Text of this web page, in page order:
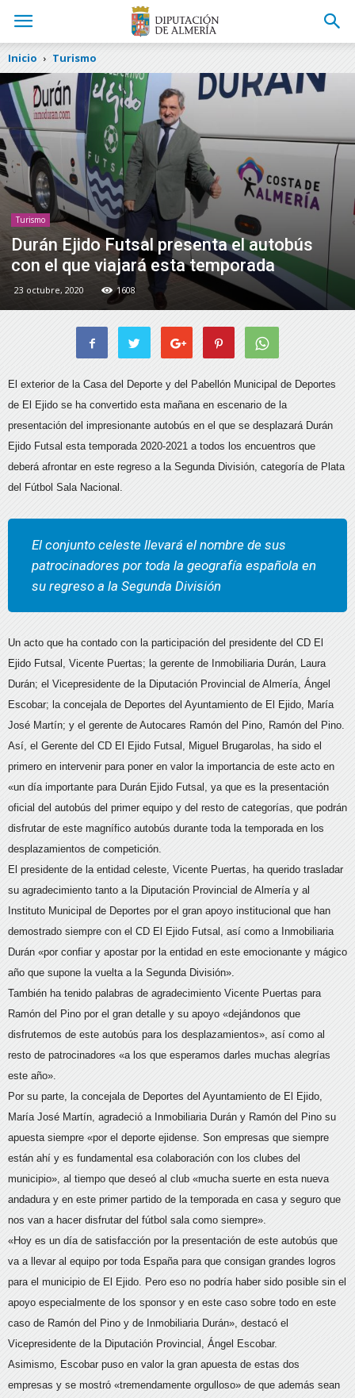
Inicio Turismo
Turismo
Durán Ejido Futsal presenta el autobús
con el que viajará esta temporada
23 octubre, 2020 1608
El exterior de la Casa del Deporte y del Pabellón Municipal de Deportes
de El Ejido se ha convertido esta mañana en escenario de la
presentación del impresionante autobús en el que se desplazará Durán
Ejido Futsal esta temporada 2020-2021 a todos los encuentros que
deberá afrontar en este regreso a la Segunda División, categoría de Plata
del Fútbol Sala Nacional.
El conjunto celeste llevará el nombre de sus
patrocinadores por toda la geografía española en
su regreso a la Segunda División
Un acto que ha contado con la participación del presidente del CD El
Ejido Futsal, Vicente Puertas; la gerente de Inmobiliaria Durán, Laura
Durán; el Vicepresidente de la Diputación Provincial de Almería, Ángel
Escobar; la concejala de Deportes del Ayuntamiento de El Ejido, María
José Martín; y el gerente de Autocares Ramón del Pino, Ramón del Pino.
Así, el Gerente del CD El Ejido Futsal, Miguel Brugarolas, ha sido el
primero en intervenir para poner en valor la importancia de este acto en
«un día importante para Durán Ejido Futsal, ya que es la presentación
oficial del autobús del primer equipo y del resto de categorías, que podrán
disfrutar de este magnífico autobús durante toda la temporada en los
desplazamientos de competición.
El presidente de la entidad celeste, Vicente Puertas, ha querido trasladar
su agradecimiento tanto a la Diputación Provincial de Almería y al
Instituto Municipal de Deportes por el gran apoyo institucional que han
demostrado siempre con el CD El Ejido Futsal, así como a Inmobiliaria
Durán «por confiar y apostar por la entidad en este emocionante y mágico
año que supone la vuelta a la Segunda División».
También ha tenido palabras de agradecimiento Vicente Puertas para
Ramón del Pino por el gran detalle y su apoyo «dejándonos que
disfrutemos de este autobús para los desplazamientos», así como al
resto de patrocinadores «a los que esperamos darles muchas alegrías
este año».
Por su parte, la concejala de Deportes del Ayuntamiento de El Ejido,
María José Martín, agradeció a Inmobiliaria Durán y Ramón del Pino su
apuesta siempre «por el deporte ejidense. Son empresas que siempre
están ahí y es fundamental esa colaboración con los clubes del
municipio», al tiempo que deseó al club «mucha suerte en esta nueva
andadura y en este primer partido de la temporada en casa y seguro que
nos van a hacer disfrutar del fútbol sala como siempre».
«Hoy es un día de satisfacción por la presentación de este autobús que
va a llevar al equipo por toda España para que consigan grandes logros
para el municipio de El Ejido. Pero eso no podría haber sido posible sin el
apoyo especialmente de los sponsor y en este caso sobre todo en este
caso de Ramón del Pino y de Inmobiliaria Durán», destacó el
Vicepresidente de la Diputación Provincial, Ángel Escobar.
Asimismo, Escobar puso en valor la gran apuesta de estas dos
empresas y se mostró «tremendamente orgulloso» de que además sean